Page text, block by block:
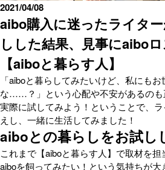
aibo購入に迷ったライタ
しした結果、見事にaibo
【aiboと暮らす人】
2021/04/08
「aiboと暮らしてみたいけど、私にも
な……？」という心配や不安があるのも
実際に試してみよう！ということで、
えし、一緒に生活してみました！
aiboとの暮らしをお試し
これまで【aiboと暮らす人】で取材を
aiboを飼ってみたい！という気持ちが